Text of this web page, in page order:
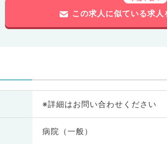
この求人に似ている求人
※詳細はお問い合わせください
病院（一般）